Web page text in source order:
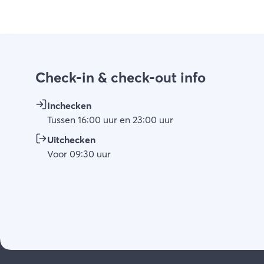
Check-in & check-out info
Inchecken
Tussen 16:00 uur en 23:00 uur
Uitchecken
Voor 09:30 uur